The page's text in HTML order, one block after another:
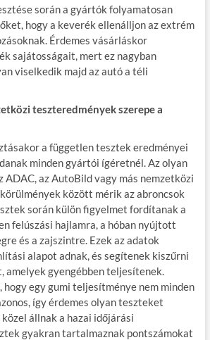
során a gyártók folyamatosan
hogy a keverék ellenálljon az extrém
Érdemes vásárláskor
sajátosságait, mert ez nagyban
viselkedik majd az autó a téli
teszteredmények szerepe a
a független tesztek eredményei
minden gyártói ígéretnél. Az olyan
ADAC, az AutoBild vagy más nemzetközi
között mérik az abroncsok
során külön figyelmet fordítanak a
felúszási hajlamra, a hóban nyújtott
és a zajszintre. Ezek az adatok
alapot adnak, és segítenek kiszűrni
amelyek gyengébben teljesítenek.
hogy egy gumi teljesítménye nem minden
így érdemes olyan teszteket
állnak a hazai időjárási
gyakran tartalmaznak pontszámokat